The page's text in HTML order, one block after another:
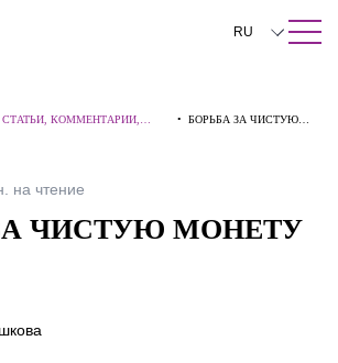
Закрыть
RU
中文
СТАТЬИ, КОММЕНТАРИИ,
• БОРЬБА ЗА ЧИСТУЮ
на чтение
ЧИСТУЮ МОНЕТУ